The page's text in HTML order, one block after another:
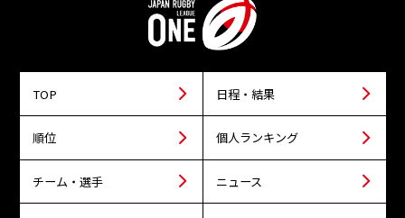
TOP 日程・結果
順位 個人ランキング
チーム・選手 ニュース